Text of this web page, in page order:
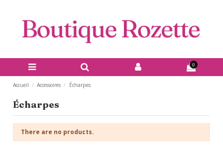
0
Accueil Accessoires Écharpes
Écharpes
There are no products.